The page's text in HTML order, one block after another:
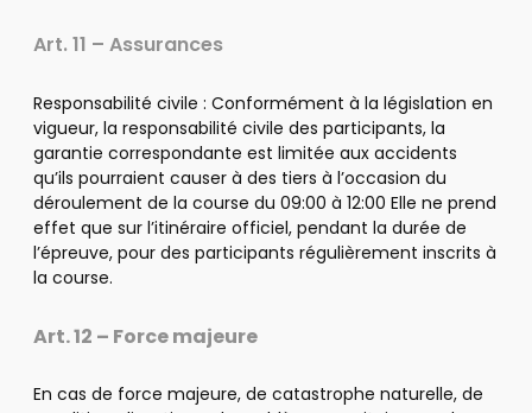
Art. 11 – Assurances
Responsabilité civile : Conformément à la législation en
vigueur, la responsabilité civile des participants, la
garantie correspondante est limitée aux accidents
qu’ils pourraient causer à des tiers à l’occasion du
déroulement de la course du 09:00 à 12:00 Elle ne prend
effet que sur l’itinéraire officiel, pendant la durée de
l’épreuve, pour des participants régulièrement inscrits à
la course.
Art. 12 – Force majeure
En cas de force majeure, de catastrophe naturelle, de